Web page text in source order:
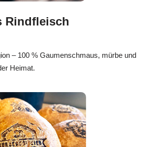
Rindfleisch
– 100 % Gaumenschmaus, mürbe und
Heimat.